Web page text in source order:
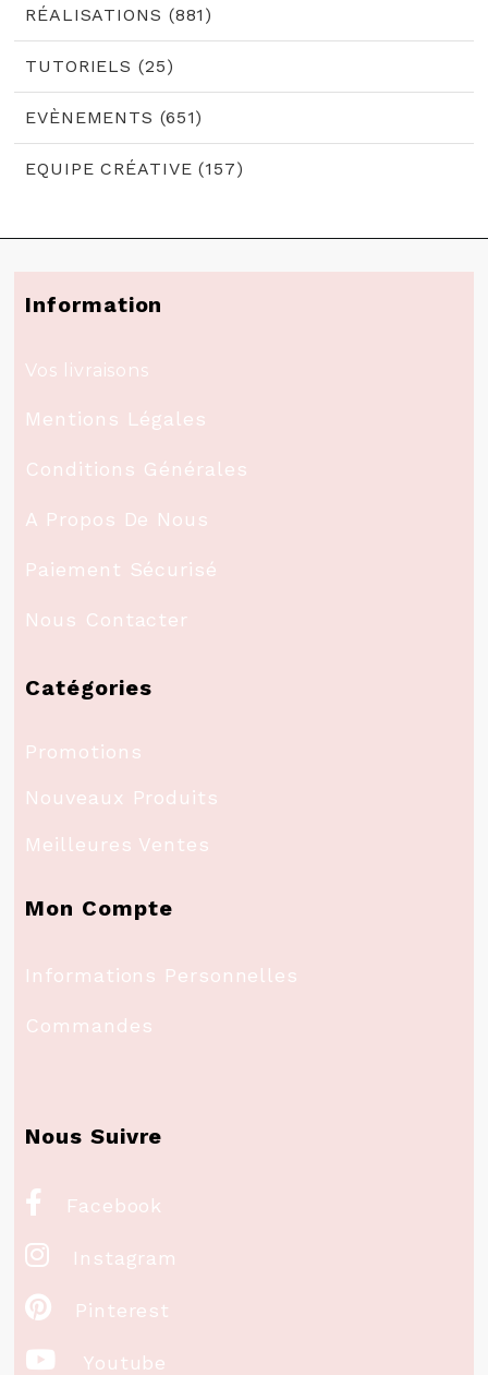
RÉALISATIONS (881)
TUTORIELS (25)
EVÈNEMENTS (651)
EQUIPE CRÉATIVE (157)
Information
Vos livraisons
Mentions Légales
Conditions Générales
A Propos De Nous
Paiement Sécurisé
Nous Contacter
Catégories
Promotions
Nouveaux Produits
Meilleures Ventes
Mon Compte
Informations Personnelles
Commandes
Nous Suivre
 Facebook
 Instagram
 Pinterest
 Youtube